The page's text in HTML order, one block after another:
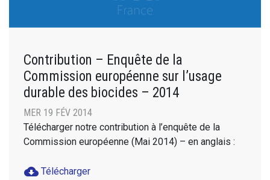
Contribution – Enquête de la
Commission européenne sur l’usage
durable des biocides – 2014
MER 19 FÉV 2014
Télécharger notre contribution à l’enquête de la
Commission européenne (Mai 2014) – en anglais :
cloud_download Télécharger